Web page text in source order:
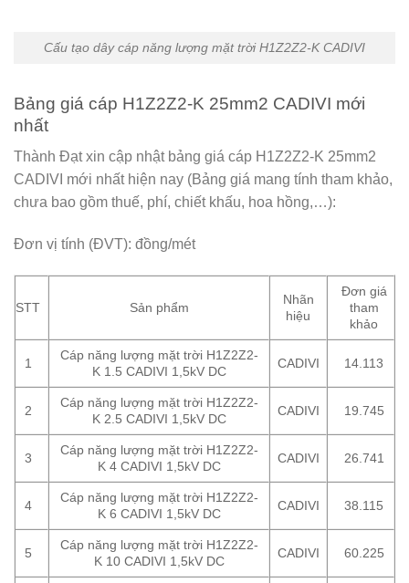
Cấu tạo dây cáp năng lượng mặt trời H1Z2Z2-K CADIVI
Bảng giá cáp H1Z2Z2-K 25mm2 CADIVI mới
nhất
Thành Đạt xin cập nhật bảng giá cáp H1Z2Z2-K 25mm2
CADIVI mới nhất hiện nay (Bảng giá mang tính tham khảo,
chưa bao gồm thuế, phí, chiết khấu, hoa hồng,…):
Đơn vị tính (ĐVT): đồng/mét
STT Sản phẩm
Nhãn
hiệu
Đơn giá
tham
khảo
1
Cáp năng lượng mặt trời H1Z2Z2-
K 1.5 CADIVI 1,5kV DC
CADIVI 14.113
2
Cáp năng lượng mặt trời H1Z2Z2-
K 2.5 CADIVI 1,5kV DC
CADIVI 19.745
3
Cáp năng lượng mặt trời H1Z2Z2-
K 4 CADIVI 1,5kV DC
CADIVI 26.741
4
Cáp năng lượng mặt trời H1Z2Z2-
K 6 CADIVI 1,5kV DC
CADIVI 38.115
5
Cáp năng lượng mặt trời H1Z2Z2-
K 10 CADIVI 1,5kV DC
CADIVI 60.225